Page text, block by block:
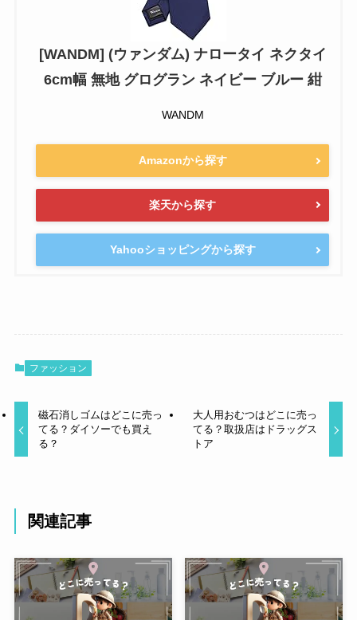
[WANDM] (ウァンダム) ナロータイ ネクタイ
6cm幅 無地 グログラン ネイビー ブルー 紺
WANDM
Amazonから探す
楽天から探す
Yahooショッピングから探す
ファッション
磁石消しゴムはどこに売っ
てる？ダイソーでも買え
る？
大人用おむつはどこに売っ
てる？取扱店はドラッグス
トア
関連記事